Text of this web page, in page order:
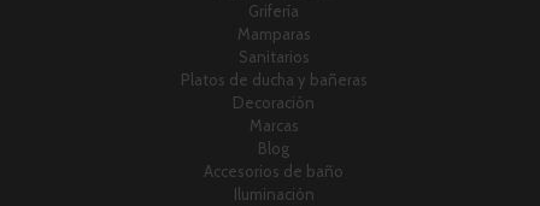
Grifería
Mamparas
Sanitarios
Platos de ducha y bañeras
Decoración
Marcas
Blog
Accesorios de baño
Iluminación